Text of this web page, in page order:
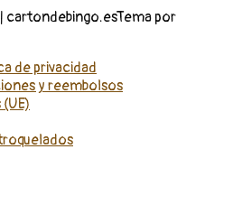
cartondebingo.esTema por
de privacidad
y reembolsos